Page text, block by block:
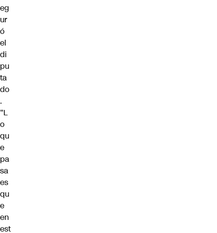
eg
ur
ó
el
di
pu
ta
do
.
“L
o
qu
e
pa
sa
es
qu
e
en
est